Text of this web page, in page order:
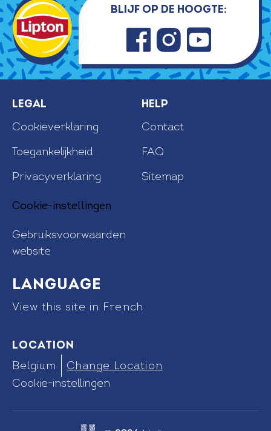
Blijf op de hoogte:
ook gram be
Legal
Cookieverklaring
Toegankelijkheid
Privacyverklaring
Cookie-instellingen
Gebruiksvoorwaarden
website
Help
Contact
FAQ
Sitemap
Language
View this site in French
Location
Belgium
Change Location
Cookie-instellingen